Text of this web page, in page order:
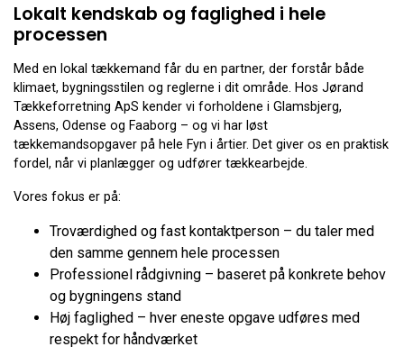
Lokalt kendskab og faglighed i hele
processen
Med en lokal tækkemand får du en partner, der forstår både
klimaet, bygningsstilen og reglerne i dit område. Hos Jørand
Tækkeforretning ApS kender vi forholdene i Glamsbjerg,
Assens, Odense og Faaborg – og vi har løst
tækkemandsopgaver på hele Fyn i årtier. Det giver os en praktisk
fordel, når vi planlægger og udfører tækkearbejde.
Vores fokus er på:
Troværdighed og fast kontaktperson – du taler med
den samme gennem hele processen
Professionel rådgivning – baseret på konkrete behov
og bygningens stand
Høj faglighed – hver eneste opgave udføres med
respekt for håndværket